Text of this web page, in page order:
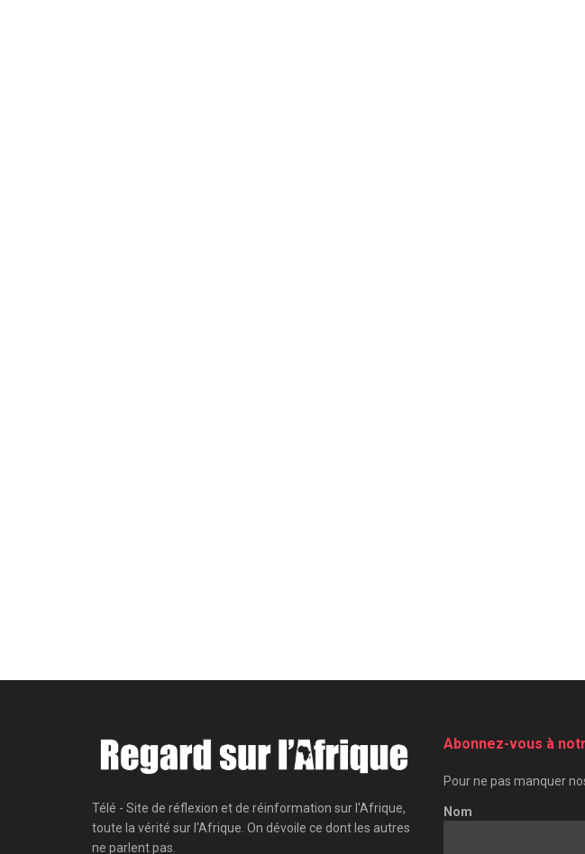
Télé - Site de réflexion et de réinformation sur l'Afrique,
toute la vérité sur l'Afrique. On dévoile ce dont les autres
ne parlent pas.
Abonnez-vous à
Pour ne pas manquer
Nom